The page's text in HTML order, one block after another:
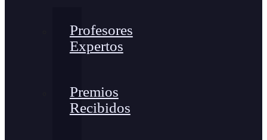
Profesores
Expertos
Premios
Recibidos